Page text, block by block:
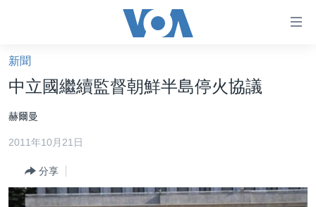
礙
鏈
接
跳
轉
容
港澳
台灣
美中關係
海外港人
新聞
中立國繼續監督朝鮮半島停火協議
赫爾曼
2011年10月21日
分享